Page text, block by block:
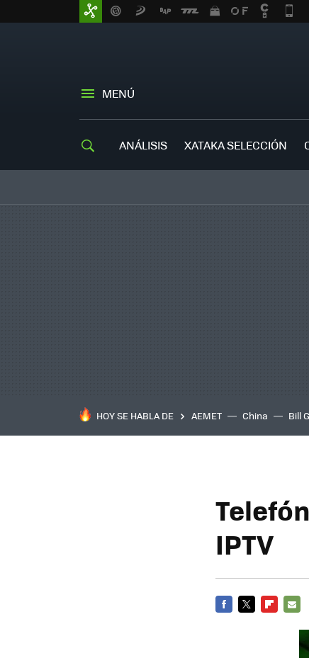
MENÚ
ANÁLISIS XATAKA SELECCIÓN
HOY SE HABLA DE AEMET China Bill
IPTV
MAIL